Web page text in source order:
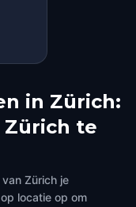
in Zürich:
Zürich te
Zürich je
locatie op om